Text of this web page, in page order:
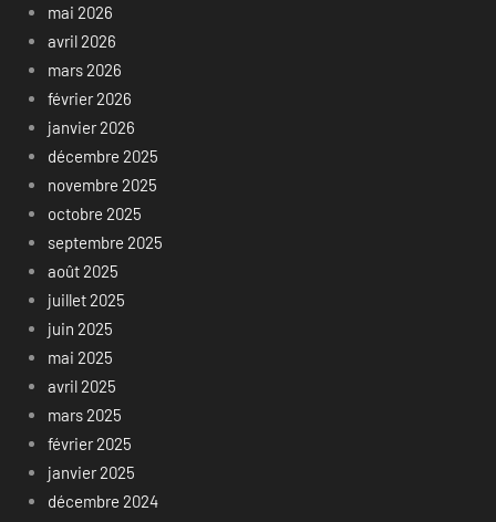
mai 2026
avril 2026
mars 2026
février 2026
janvier 2026
décembre 2025
novembre 2025
octobre 2025
septembre 2025
août 2025
juillet 2025
juin 2025
mai 2025
avril 2025
mars 2025
février 2025
janvier 2025
décembre 2024